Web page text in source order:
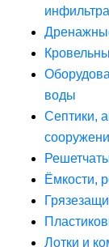
воды
Септики,
Ёмкости,
Лотки и